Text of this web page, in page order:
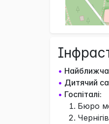
• Найближча
• Дитячий
• Госпіталі:
Бюро